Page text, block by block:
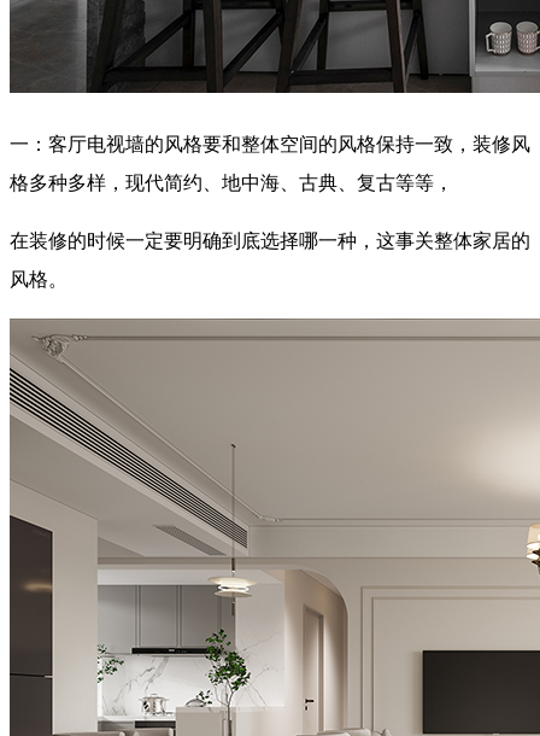
一：客厅电视墙的风格要和整体空间的风格保持一致，装修风
格多种多样，现代简约、地中海、古典、复古等等，
在装修的时候一定要明确到底选择哪一种，这事关整体家居的
风格。